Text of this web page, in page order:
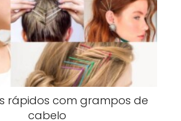
rápidos com grampos de
cabelo